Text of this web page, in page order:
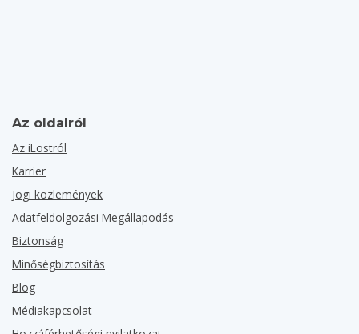
Az oldalról
Az iLostról
Karrier
Jogi közlemények
Adatfeldolgozási Megállapodás
Biztonság
Minőségbiztosítás
Blog
Médiakapcsolat